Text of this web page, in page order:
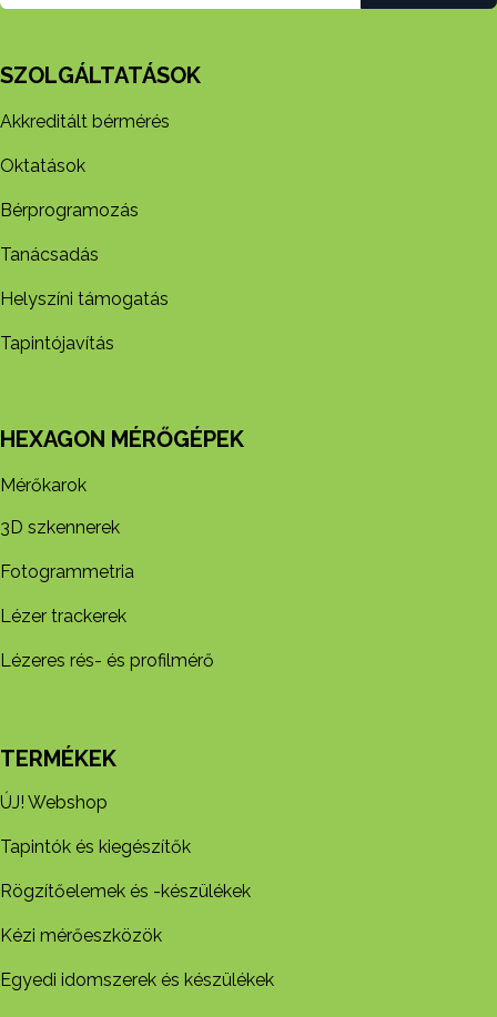
SZOLGÁLTATÁSOK
Akkreditált bérmérés
Oktatások
Bérprogramozás
Tanácsadás
Helyszíni támogatás
Tapintójavítás
HEXAGON MÉRŐGÉPEK
Mérőkarok
3D szkennerek
Fotogrammetria
Lézer trackerek
Lézeres rés- és profilmérő
TERMÉKEK
ÚJ! Webshop
Tapintók és kiegészítők
Rögzítőelemek és -készül​ékek
Kézi mérőeszközök
Egyedi idomszerek és készülékek